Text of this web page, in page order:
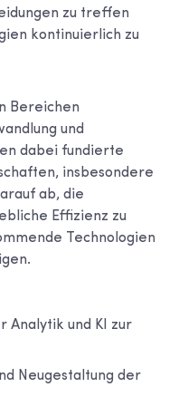
zu treffen
kontinuierlich zu
Bereichen
und
dabei fundierte
insbesondere
ab, die
Effizienz zu
Technologien
Analytik und KI zur
Neugestaltung der